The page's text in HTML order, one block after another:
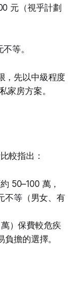
元（視乎計劃
等。
，先以中級程度
家房方案。
較指出：
50–100 萬，
不等（男女、有
）保費較危疾
擔的選擇。